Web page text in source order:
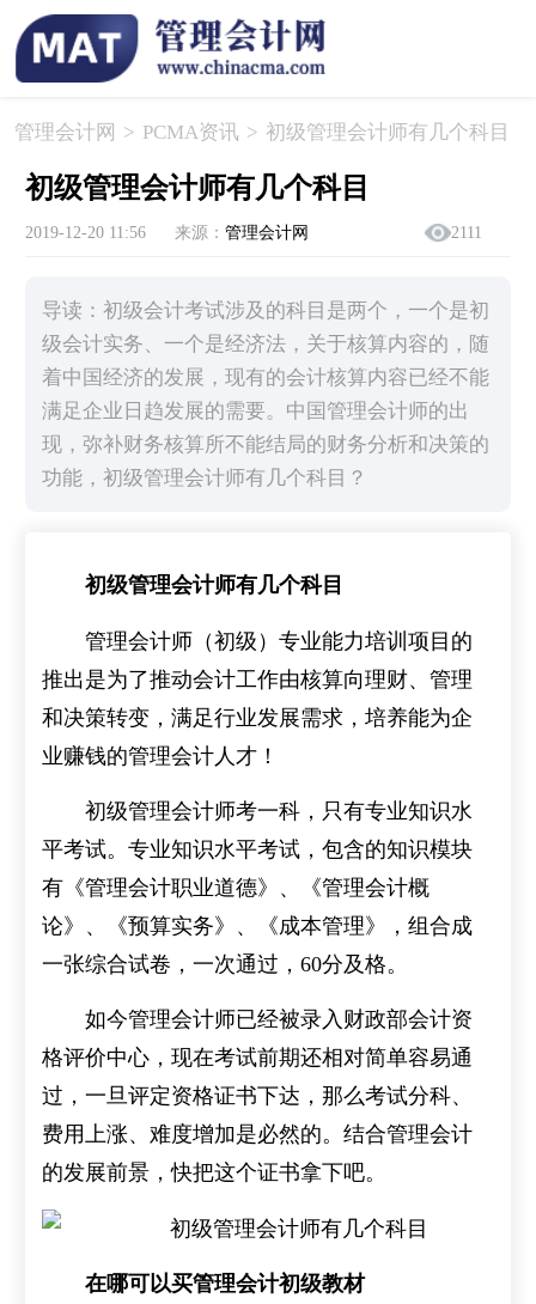
管理会计网 > PCMA资讯 > 初级管理会计师有几个科目
初级管理会计师有几个科目
2019-12-20 11:56 来源： 管理会计网 2111
导读：初级会计考试涉及的科目是两个，一个是初
级会计实务、一个是经济法，关于核算内容的，随
着中国经济的发展，现有的会计核算内容已经不能
满足企业日趋发展的需要。中国管理会计师的出
现，弥补财务核算所不能结局的财务分析和决策的
功能，初级管理会计师有几个科目？
初级管理会计师有几个科目
管理会计师（初级）专业能力培训项目的
推出是为了推动会计工作由核算向理财、管理
和决策转变，满足行业发展需求，培养能为企
业赚钱的管理会计人才！
初级管理会计师考一科，只有专业知识水
平考试。专业知识水平考试，包含的知识模块
有《管理会计职业道德》、《管理会计概
论》、《预算实务》、《成本管理》，组合成
一张综合试卷，一次通过，60分及格。
如今管理会计师已经被录入财政部会计资
格评价中心，现在考试前期还相对简单容易通
过，一旦评定资格证书下达，那么考试分科、
费用上涨、难度增加是必然的。结合管理会计
的发展前景，快把这个证书拿下吧。
在哪可以买管理会计初级教材